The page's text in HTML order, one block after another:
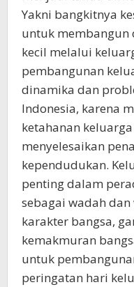
Yakni bangkitnya
untuk membangun
kecil melalui
pembangunan
dinamika dan
Indonesia, karena
ketahanan
menyelesaikan
kependudukan.
penting dalam
sebagai wadah
karakter bangsa,
kemakmuran
untuk
peringatan hari